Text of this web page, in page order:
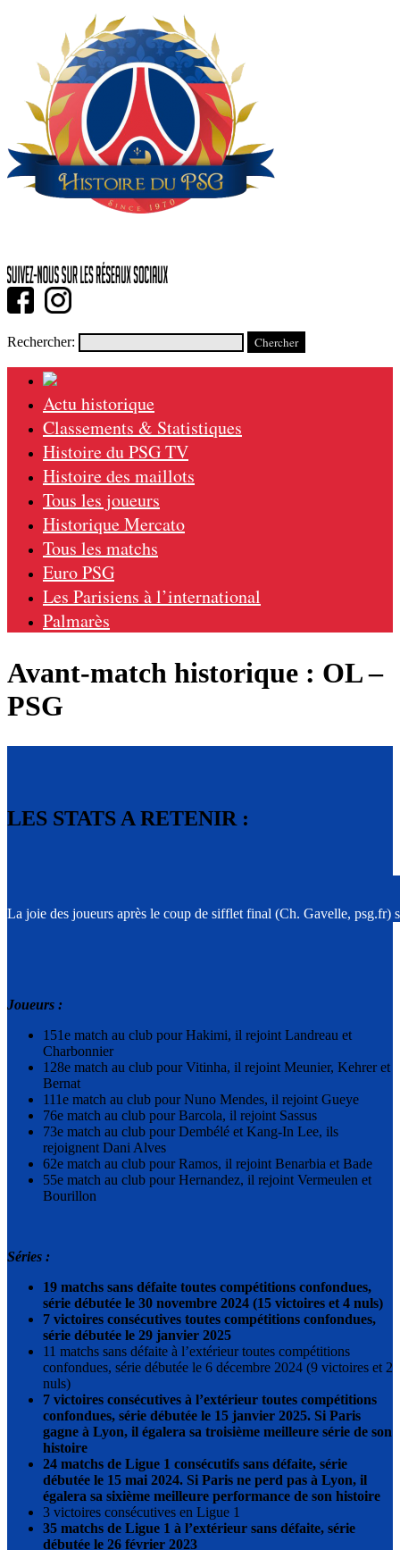
Rechercher:
Actu historique
Classements & Statistiques
Histoire du PSG TV
Histoire des maillots
Tous les joueurs
Historique Mercato
Tous les matchs
Euro PSG
Les Parisiens à l’international
Palmarès
Avant-match historique : OL –
PSG
LES STATS A RETENIR :
La joie des joueurs après le coup de sifflet final (Ch. Gavelle, psg.fr)
Joueurs :
151e match au club pour Hakimi, il rejoint Landreau et
Charbonnier
128e match au club pour Vitinha, il rejoint Meunier, Kehrer et
Bernat
111e match au club pour Nuno Mendes, il rejoint Gueye
76e match au club pour Barcola, il rejoint Sassus
73e match au club pour Dembélé et Kang-In Lee, ils
rejoignent Dani Alves
62e match au club pour Ramos, il rejoint Benarbia et Bade
55e match au club pour Hernandez, il rejoint Vermeulen et
Bourillon
Séries :
19 matchs sans défaite toutes compétitions confondues,
série débutée le 30 novembre 2024 (15 victoires et 4 nuls)
7 victoires consécutives toutes compétitions confondues,
série débutée le 29 janvier 2025
11 matchs sans défaite à l’extérieur toutes compétitions
confondues, série débutée le 6 décembre 2024 (9 victoires et 2
nuls)
7 victoires consécutives à l’extérieur toutes compétitions
confondues, série débutée le 15 janvier 2025. Si Paris
gagne à Lyon, il égalera sa troisième meilleure série de son
histoire
24 matchs de Ligue 1 consécutifs sans défaite, série
débutée le 15 mai 2024. Si Paris ne perd pas à Lyon, il
égalera sa sixième meilleure performance de son histoire
3 victoires consécutives en Ligue 1
35 matchs de Ligue 1 à l’extérieur sans défaite, série
débutée le 26 février 2023